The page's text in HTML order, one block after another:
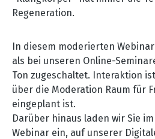
Regeneration.
In diesem moderierten
als bei unseren Online-
Ton zugeschaltet. Interaktion
über die Moderation Raum für
eingeplant ist.
Darüber hinaus laden wir Sie
Webinar ein, auf unserer